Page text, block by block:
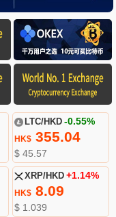
LTC/HKD -0.55%
HK$355.04
$ 45.57
XRP/HKD +1.14%
HK$8.09
$ 1.039